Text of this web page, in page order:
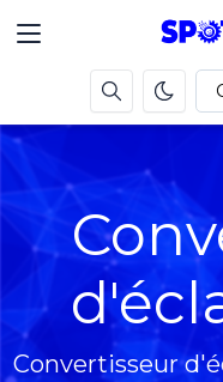
Convertisseur